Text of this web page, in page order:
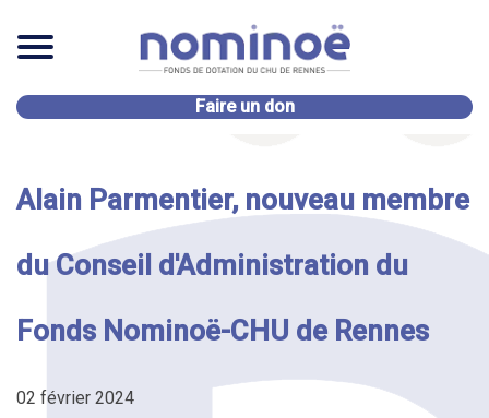
Faire un don
Alain Parmentier, nouveau membre
du Conseil d'Administration du
Fonds Nominoë-CHU de Rennes
02 février 2024